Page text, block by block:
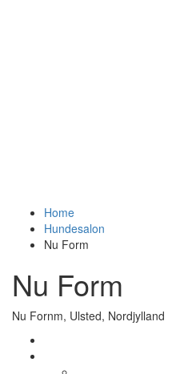
Home
Hundesalon
Nu Form
Nu Form
Nu Fornm, Ulsted, Nordjylland